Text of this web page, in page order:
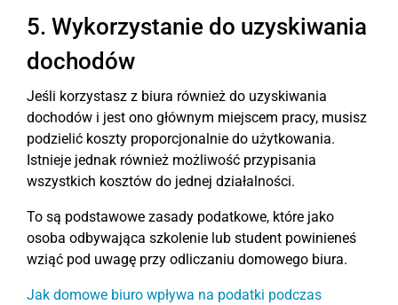
5. Wykorzystanie do uzyskiwania
dochodów
Jeśli korzystasz z biura również do uzyskiwania
dochodów i jest ono głównym miejscem pracy, musisz
podzielić koszty proporcjonalnie do użytkowania.
Istnieje jednak również możliwość przypisania
wszystkich kosztów do jednej działalności.
To są podstawowe zasady podatkowe, które jako
osoba odbywająca szkolenie lub student powinieneś
wziąć pod uwagę przy odliczaniu domowego biura.
Jak domowe biuro wpływa na podatki podczas